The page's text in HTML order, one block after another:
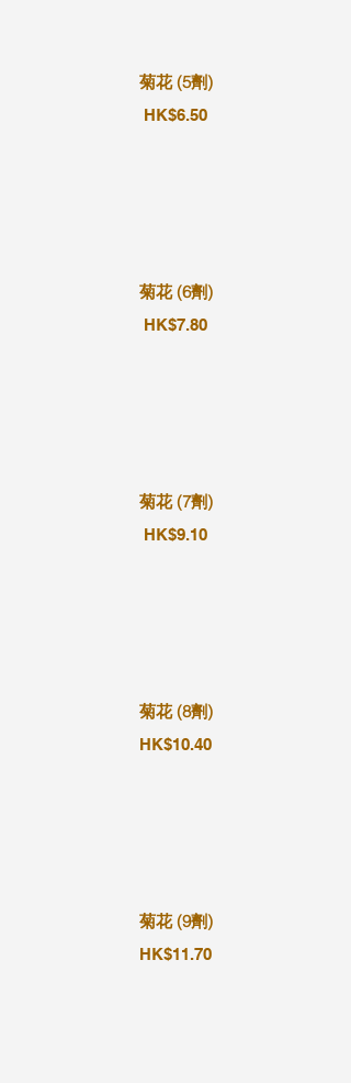
菊花 (5劑)
HK$6.50
菊花 (6劑)
HK$7.80
菊花 (7劑)
HK$9.10
菊花 (8劑)
HK$10.40
菊花 (9劑)
HK$11.70